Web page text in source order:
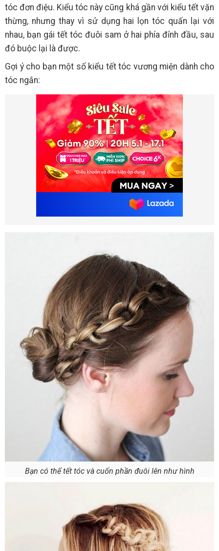
tóc đơn điệu. Kiểu tóc này cũng khá gần với kiểu tết vặn
thừng, nhưng thay vì sử dụng hai lọn tóc quấn lại với
nhau, bạn gái tết tóc đuôi sam ở hai phía đỉnh đầu, sau
đó buộc lại là được.
Gợi ý cho bạn một số kiểu tết tóc vương miện dành cho
tóc ngắn:
Bạn có thể tết tóc và cuốn phần đuôi lên như hình